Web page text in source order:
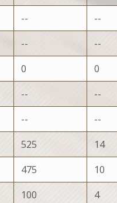
--
--
--
--
0 0
--
--
--
--
525 14
475 10
100 4